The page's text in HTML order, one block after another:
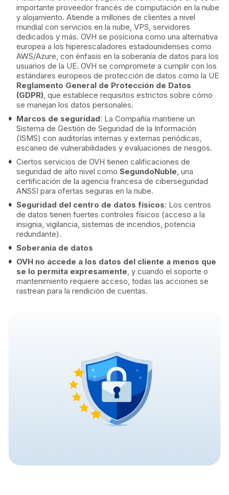
importante proveedor francés de computación en la nube
y alojamiento. Atiende a millones de clientes a nivel
mundial con servicios en la nube, VPS, servidores
dedicados y más. OVH se posiciona como una alternativa
europea a los hiperescaladores estadounidenses como
AWS/Azure, con énfasis en la soberanía de datos para los
usuarios de la UE. OVH se compromete a cumplir con los
estándares europeos de protección de datos como la UE
Reglamento General de Protección de Datos
(GDPR), que establece requisitos estrictos sobre cómo
se manejan los datos personales.
Marcos de seguridad: La Compañía mantiene un
Sistema de Gestión de Seguridad de la Información
(ISMS) con auditorías internas y externas periódicas,
escaneo de vulnerabilidades y evaluaciones de riesgos.
Ciertos servicios de OVH tienen calificaciones de
seguridad de alto nivel como SegundoNuble, una
certificación de la agencia francesa de ciberseguridad
ANSSI para ofertas seguras en la nube.
Seguridad del centro de datos físicos: Los centros
de datos tienen fuertes controles físicos (acceso a la
insignia, vigilancia, sistemas de incendios, potencia
redundante).
Soberanía de datos
OVH no accede a los datos del cliente a menos que
se lo permita expresamente, y cuando el soporte o
mantenimiento requiere acceso, todas las acciones se
rastrean para la rendición de cuentas.